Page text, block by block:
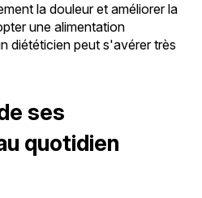
la douleur et améliorer la
une alimentation
diététicien peut s'avérer très
ses
quotidien